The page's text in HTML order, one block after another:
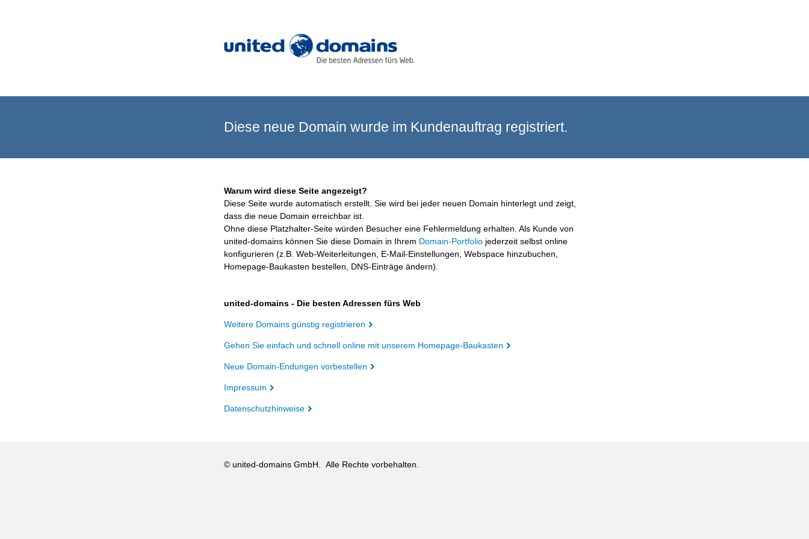
Diese neue Domain wurde im Kundenauftrag registriert.
Warum wird diese Seite angezeigt?
Diese Seite wurde automatisch erstellt. Sie wird bei jeder neuen Domain hinterlegt und zeigt,
dass die neue Domain erreichbar ist.
Ohne diese Platzhalter-Seite würden Besucher eine Fehlermeldung erhalten. Als Kunde von
united-domains können Sie diese Domain in Ihrem Domain-Portfolio jederzeit selbst online
konfigurieren (z.B. Web-Weiterleitungen, E-Mail-Einstellungen, Webspace hinzubuchen,
Homepage-Baukasten bestellen, DNS-Einträge ändern).
united-domains - Die besten Adressen fürs Web
Weitere Domains günstig registrieren
Gehen Sie einfach und schnell online mit unserem Homepage-Baukasten
Neue Domain-Endungen vorbestellen
Impressum
Datenschutzhinweise
© united-domains GmbH. Alle Rechte vorbehalten.